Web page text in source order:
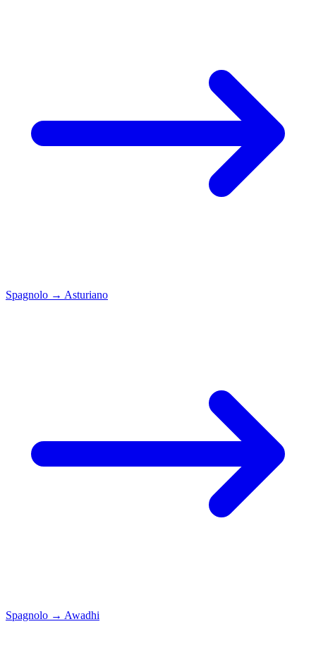
Spagnolo → Asturiano
Spagnolo → Awadhi